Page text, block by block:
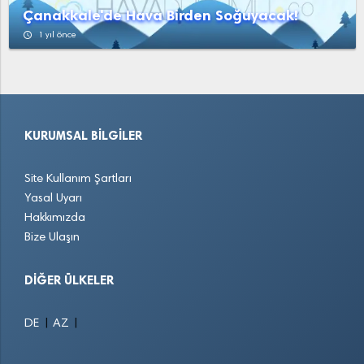
Çanakkale'de Hava Birden Soğuyacak!
access_time 1 yıl önce
KURUMSAL BILGILER
Site Kullanım Şartları
Yasal Uyarı
Hakkımızda
Bize Ulaşın
DIĞER ÜLKELER
DE AZ